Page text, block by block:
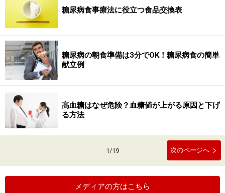
糖尿病食事療法に役立つ食品交換表
糖尿病の朝食準備は3分でOK！糖尿病食の簡単
献立例
高血糖はなぜ危険？血糖値が上がる原因と下げ
る方法
1/19 次のページへ
メディアの方はこちら